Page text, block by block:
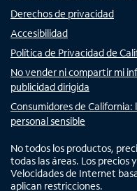
Derechos de privacidad
Accesibilidad
Política de Privacidad de
No vender ni compartir mi
publicidad dirigida
Consumidores de
personal sensible
No todos los productos,
todas las áreas. Los precios
Velocidades de Internet
aplican restricciones.